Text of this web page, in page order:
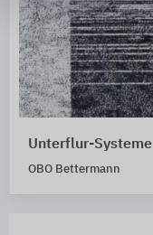
Unterflur-Systeme
OBO Bettermann